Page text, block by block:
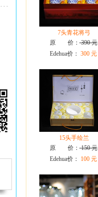
7头青花将弓
原 价：390 元
Edehua价： 300 元
15头手绘兰
原 价：150 元
Edehua价：
100 元